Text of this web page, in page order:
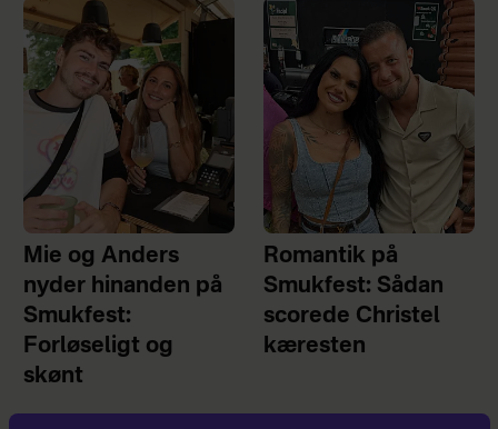
Mie og Anders
nyder hinanden på
Smukfest:
Forløseligt og
skønt
Romantik på
Smukfest: Sådan
scorede Christel
kæresten